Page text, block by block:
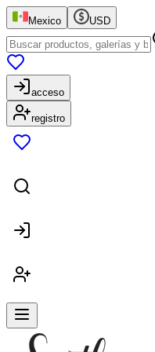
Mexico USD
acceso
registro